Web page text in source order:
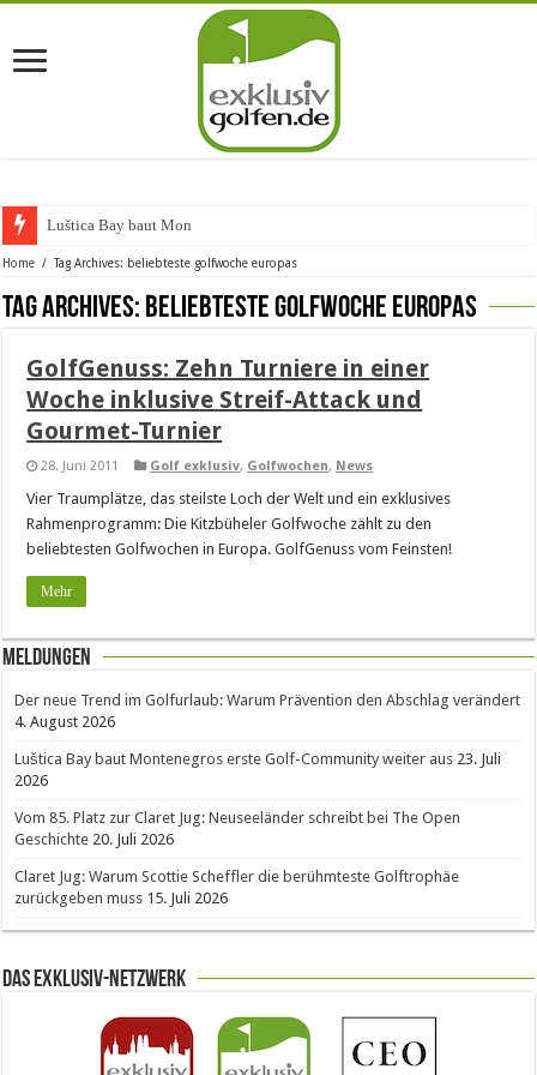
Luštica Bay baut Monten
Home / Tag Archives: beliebteste golfwoche europas
Tag Archives: beliebteste golfwoche europas
GolfGenuss: Zehn Turniere in einer
Woche inklusive Streif-Attack und
Gourmet-Turnier
28. Juni 2011 Golf exklusiv, Golfwochen, News
Vier Traumplätze, das steilste Loch der Welt und ein exklusives
Rahmenprogramm: Die Kitzbüheler Golfwoche zählt zu den
beliebtesten Golfwochen in Europa. GolfGenuss vom Feinsten!
Mehr
Meldungen
Der neue Trend im Golfurlaub: Warum Prävention den Abschlag verändert
4. August 2026
Luštica Bay baut Montenegros erste Golf-Community weiter aus 23. Juli
2026
Vom 85. Platz zur Claret Jug: Neuseeländer schreibt bei The Open
Geschichte 20. Juli 2026
Claret Jug: Warum Scottie Scheffler die berühmteste Golftrophäe
zurückgeben muss 15. Juli 2026
Das Exklusiv-Netzwerk